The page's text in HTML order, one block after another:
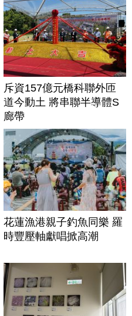
斥資157億元橋科聯外匝
道今動土 將串聯半導體S
廊帶
花蓮漁港親子釣魚同樂 羅
時豐壓軸獻唱掀高潮